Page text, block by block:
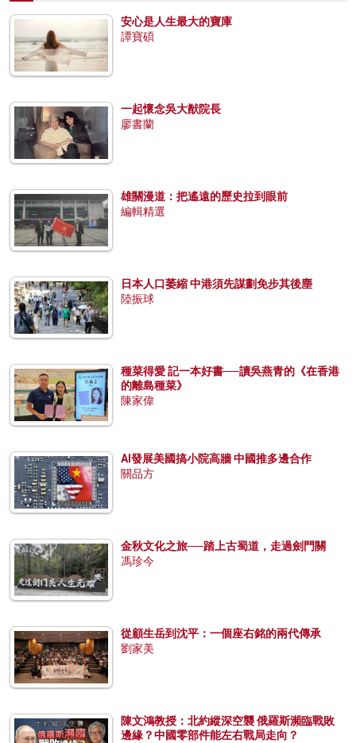
安心是人生最大的寶庫
譚寶碩
一起懷念吳大猷院長
廖書蘭
雄關漫道：把遙遠的歷史拉到眼前
編輯精選
日本人口萎縮 中港須先謀劃免步其後塵
陸振球
種菜得愛 記一本好書──讀吳燕青的《在香港
的離島種菜》
陳家偉
AI發展美國搞小院高牆 中國推多邊合作
關品方
金秋文化之旅──踏上古蜀道，走過劍門關
馮珍今
從顧生岳到沈平：一個座右銘的兩代傳承
劉家美
陳文鴻教授：北約縱深空襲 俄羅斯瀕臨戰敗
邊緣？中國零部件能左右戰局走向？